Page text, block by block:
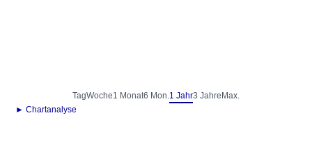
TagWoche1 Monat6 Mon.1 Jahr3 Jahre Max.
► Chartanalyse